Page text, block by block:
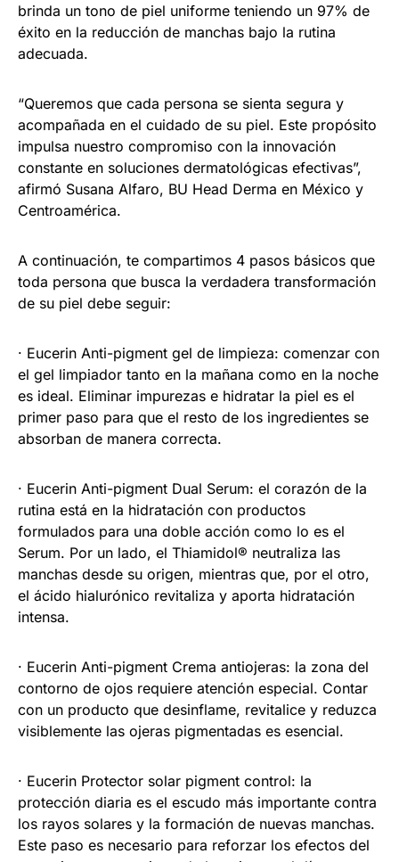
brinda un tono de piel uniforme teniendo un 97% de
éxito en la reducción de manchas bajo la rutina
adecuada.
“Queremos que cada persona se sienta segura y
acompañada en el cuidado de su piel. Este propósito
impulsa nuestro compromiso con la innovación
constante en soluciones dermatológicas efectivas”,
afirmó Susana Alfaro, BU Head Derma en México y
Centroamérica.
A continuación, te compartimos 4 pasos básicos que
toda persona que busca la verdadera transformación
de su piel debe seguir:
· Eucerin Anti-pigment gel de limpieza: comenzar con
el gel limpiador tanto en la mañana como en la noche
es ideal. Eliminar impurezas e hidratar la piel es el
primer paso para que el resto de los ingredientes se
absorban de manera correcta.
· Eucerin Anti-pigment Dual Serum: el corazón de la
rutina está en la hidratación con productos
formulados para una doble acción como lo es el
Serum. Por un lado, el Thiamidol® neutraliza las
manchas desde su origen, mientras que, por el otro,
el ácido hialurónico revitaliza y aporta hidratación
intensa.
· Eucerin Anti-pigment Crema antiojeras: la zona del
contorno de ojos requiere atención especial. Contar
con un producto que desinflame, revitalice y reduzca
visiblemente las ojeras pigmentadas es esencial.
· Eucerin Protector solar pigment control: la
protección diaria es el escudo más importante contra
los rayos solares y la formación de nuevas manchas.
Este paso es necesario para reforzar los efectos del